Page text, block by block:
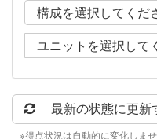
構成を選択してくだ
ユニットを選択して
最新の状態に更新
※得点状況は自動的に変化しま